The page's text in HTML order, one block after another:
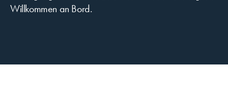
Willkommen an Bord.